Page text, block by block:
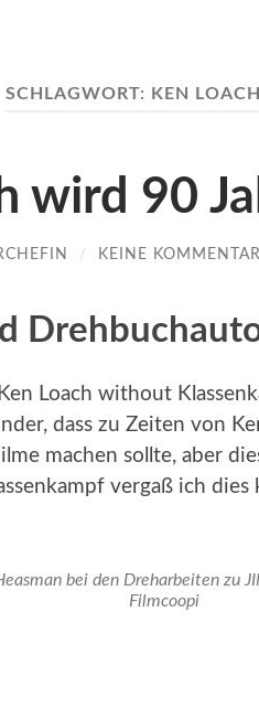
SCHLAGWORT: KEN
wird 90
/ KEINE
Loach without
dass zu Zeiten von
machen sollte, aber
vergaß ich dies
bei den Dreharbeiten zu
Filmcoopi